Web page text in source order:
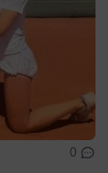
0